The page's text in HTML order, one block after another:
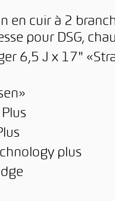
en cuir à 2
pour DSG,
6,5 J x 17"
plus